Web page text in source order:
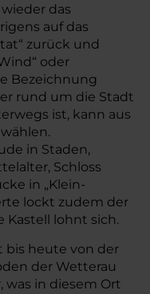
das
auf das
zurück und
oder
Bezeichnung
rund um die Stadt
ist, kann aus
in Staden,
Schloss
in „Klein-
lockt zudem der
Kastell lohnt sich.
bis heute von der
der Wetterau
was in diesem Ort